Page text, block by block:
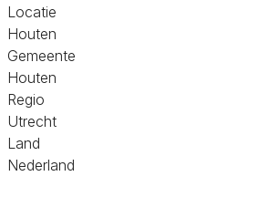
Locatie
Houten
Gemeente
Houten
Regio
Utrecht
Land
Nederland